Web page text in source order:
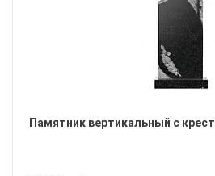
Памятник вертикальный с